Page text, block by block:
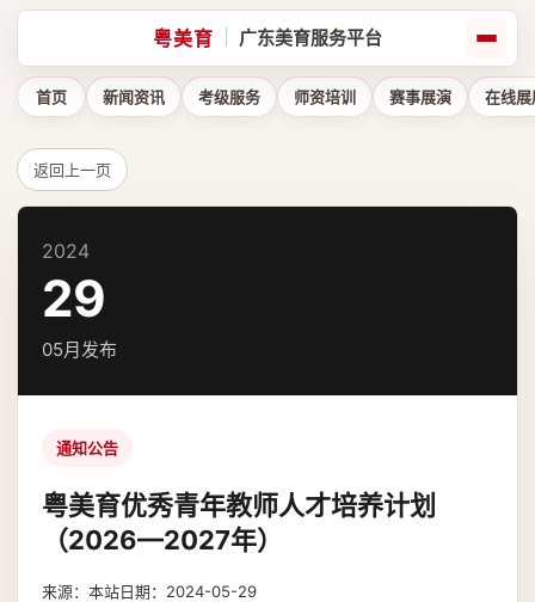
粤美育 广东美育服务平台
首页 新闻资讯 考级服务 师资培训 赛事展演 在线展
返回上一页
2024
29
05月发布
通知公告
粤美育优秀青年教师人才培养计划
（2026—2027年）
来源：本站日期：2024-05-29